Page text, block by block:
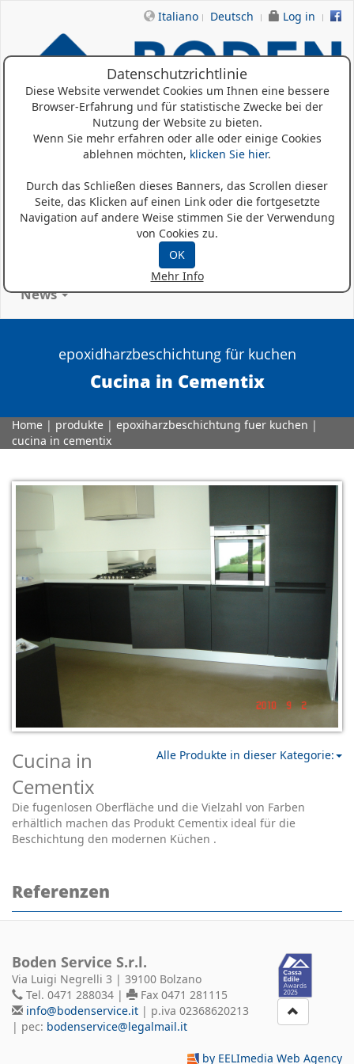
Datenschutzrichtlinie
Diese Website verwendet Cookies um Ihnen eine bessere
Browser-Erfahrung und für statistische Zwecke bei der
Nutzung der Website zu bieten.
Wenn Sie mehr erfahren oder alle oder einige Cookies
ablehnen möchten, klicken Sie hier.
Durch das Schließen dieses Banners, das Scrollen dieser
Seite, das Klicken auf einen Link oder die fortgesetzte
Navigation auf andere Weise stimmen Sie der Verwendung
von Cookies zu.
OK
Mehr Info
Italiano Deutsch Log in
Wer Sind Wir
Produkte
News
epoxidharzbeschichtung für kuchen
Cucina in Cementix
Home | produkte | epoxiharzbeschichtung fuer kuchen |
cucina in cementix
Alle Produkte in dieser Kategorie:
Cucina in
Cementix
Die fugenlosen Oberfläche und die Vielzahl von Farben
erhältlich machen das Produkt Cementix ideal für die
Beschichtung den modernen Küchen .
Referenzen
Boden Service S.r.l.
Via Luigi Negrelli 3 | 39100 Bolzano
Tel. 0471 288034 |
Fax 0471 281115
info@bodenservice.it | p.iva 02368620213
| pec: bodenservice@legalmail.it
by EELImedia Web Agency